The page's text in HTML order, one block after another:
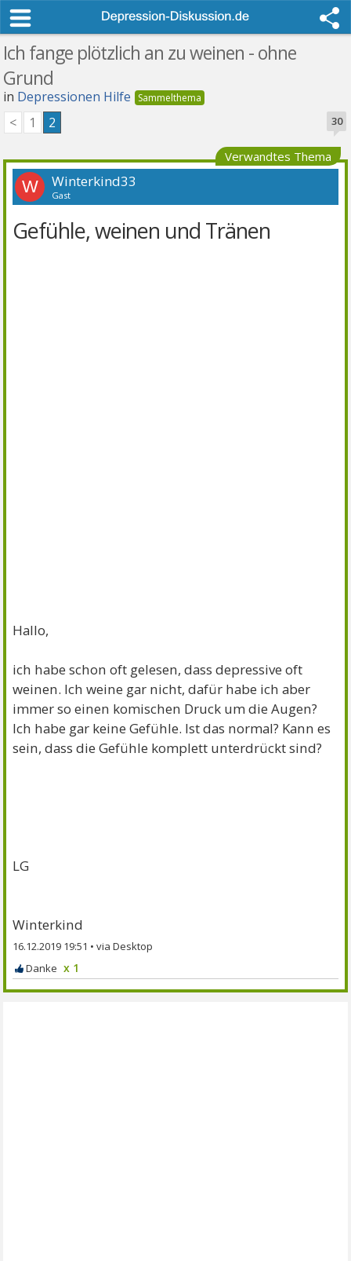
Ich fange plötzlich an zu weinen - ohne
Grund
in Depressionen Hilfe
30
< 1 2
Verwandtes Thema
W Winterkind33
Gast
Gefühle, weinen und Tränen
Hallo,
ich habe schon oft gelesen, dass depressive oft
weinen. Ich weine gar nicht, dafür habe ich aber
immer so einen komischen Druck um die Augen?
Ich habe gar keine Gefühle. Ist das normal? Kann es
sein, dass die Gefühle komplett unterdrückt sind?
LG
Winterkind
16.12.2019 19:51 •
x 1